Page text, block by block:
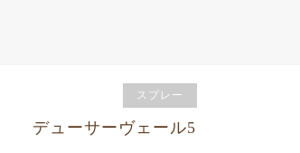
スプレー
デューサーヴェール5